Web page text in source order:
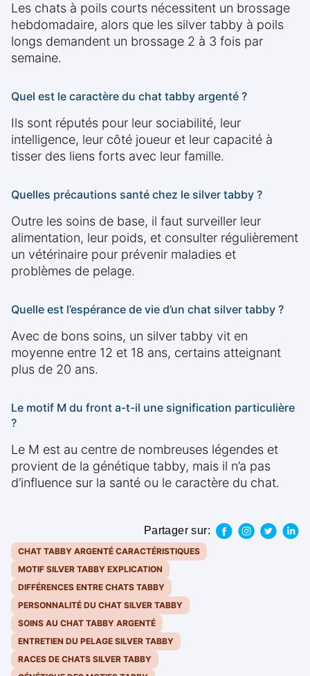
Les chats à poils courts nécessitent un brossage
hebdomadaire, alors que les silver tabby à poils
longs demandent un brossage 2 à 3 fois par
semaine.
Quel est le caractère du chat tabby argenté ?
Ils sont réputés pour leur sociabilité, leur
intelligence, leur côté joueur et leur capacité à
tisser des liens forts avec leur famille.
Quelles précautions santé chez le silver tabby ?
Outre les soins de base, il faut surveiller leur
alimentation, leur poids, et consulter régulièrement
un vétérinaire pour prévenir maladies et
problèmes de pelage.
Quelle est l’espérance de vie d’un chat silver tabby ?
Avec de bons soins, un silver tabby vit en
moyenne entre 12 et 18 ans, certains atteignant
plus de 20 ans.
Le motif M du front a-t-il une signification particulière
?
Le M est au centre de nombreuses légendes et
provient de la génétique tabby, mais il n’a pas
d’influence sur la santé ou le caractère du chat.
Partager sur:
CHAT TABBY ARGENTÉ CARACTÉRISTIQUES
MOTIF SILVER TABBY EXPLICATION
DIFFÉRENCES ENTRE CHATS TABBY
PERSONNALITÉ DU CHAT SILVER TABBY
SOINS AU CHAT TABBY ARGENTÉ
ENTRETIEN DU PELAGE SILVER TABBY
RACES DE CHATS SILVER TABBY